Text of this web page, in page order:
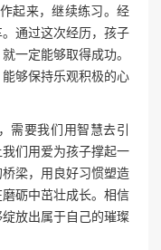
起来，继续练习。经
通过这次经历，孩子
一定能够取得成功。
够保持乐观积极的心
需要我们用智慧去引
们用爱为孩子撑起一
梁，用良好习惯塑造
砺中茁壮成长。相信
放出属于自己的璀璨